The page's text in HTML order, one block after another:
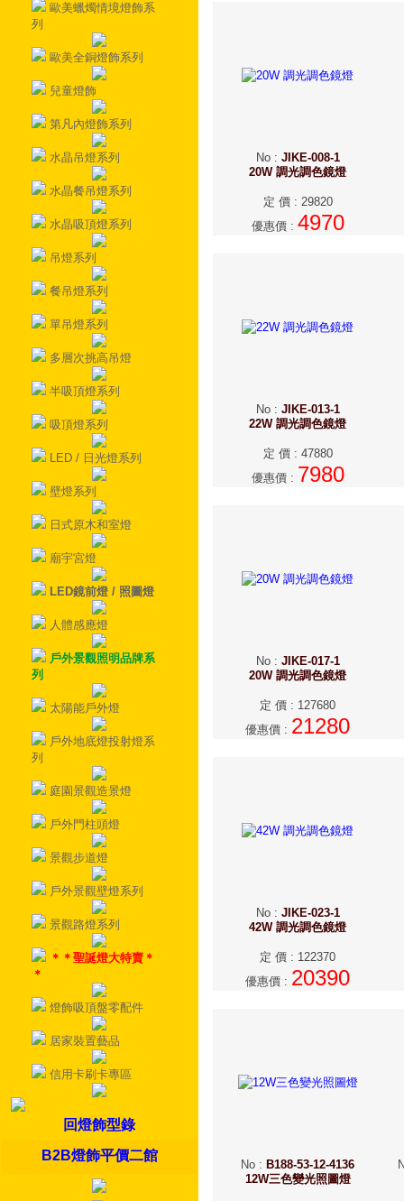
歐美蠟燭情境燈飾系
列
歐美全銅燈飾系列
兒童燈飾
第凡內燈飾系列
水晶吊燈系列
水晶餐吊燈系列
水晶吸頂燈系列
吊燈系列
餐吊燈系列
單吊燈系列
多層次挑高吊燈
半吸頂燈系列
吸頂燈系列
LED / 日光燈系列
壁燈系列
日式原木和室燈
廟宇宮燈
LED鏡前燈 / 照圖燈
人體感應燈
戶外景觀照明品牌系
列
太陽能戶外燈
戶外地底燈投射燈系
列
庭園景觀造景燈
戶外門柱頭燈
景觀步道燈
戶外景觀壁燈系列
景觀路燈系列
＊＊聖誕燈大特賣＊
＊
燈飾吸頂盤零配件
居家裝置藝品
信用卡刷卡專區
回燈飾型錄
B2B燈飾平價二館
No: JIKE-008-1
20W 調光調色鏡燈
定 價: 29820
優惠價: 4970
No: JIKE-013-1
22W 調光調色鏡燈
定 價: 47880
優惠價: 7980
No: JIKE-017-1
20W 調光調色鏡燈
定 價 : 127680
優惠價 : 21280
No: JIKE-023-1
42W 調光調色鏡燈
定 價 : 122370
優惠價 : 20390
No : B188-53-12-4136
12W三色變光照圖燈